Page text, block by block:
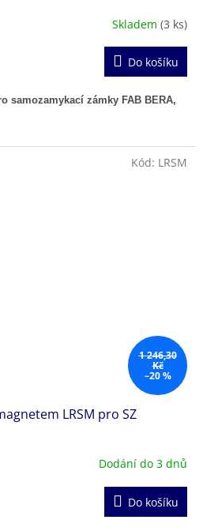
Skladem (3 ks)
Do košíku
samozamykací zámky FAB BERA,
1 246,30
Kč
–20 %
LRSM pro SZ
Dodání do 3 dnů
Do košíku
Kód: LRSM